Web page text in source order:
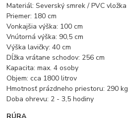
Materiál: Severský smrek / PVC vložka
Priemer: 180 cm
Vonkajšia výška: 100 cm
Vnútorná výška: 90,5 cm
Výška lavičky: 40 cm
Dĺžka vrátane schodov: 256 cm
Kapacita: max. 4 osoby
Objem: cca 1800 litrov
Hmotnosť prázdneho priestoru: 290 kg
Doba ohrevu: 2 - 3,5 hodiny